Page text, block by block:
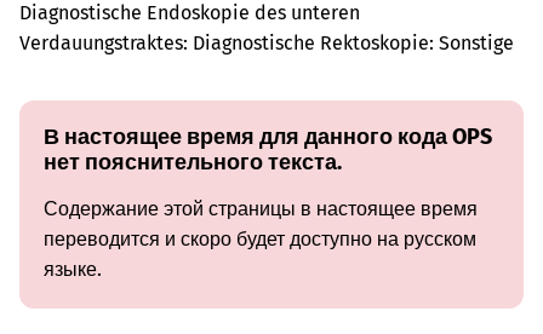
Diagnostische Endoskopie des unteren
Verdauungstraktes: Diagnostische Rektoskopie: Sonstige
В настоящее время для данного кода OPS
нет пояснительного текста.
Содержание этой страницы в настоящее время
переводится и скоро будет доступно на русском
языке.